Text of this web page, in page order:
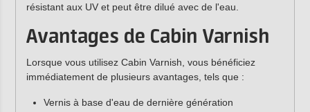
résistant aux UV et peut être dilué avec de l'eau.
Avantages de Cabin Varnish
Lorsque vous utilisez Cabin Varnish, vous bénéficiez
immédiatement de plusieurs avantages, tels que :
Vernis à base d'eau de dernière génération